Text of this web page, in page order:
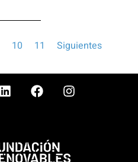
10 11 Siguientes